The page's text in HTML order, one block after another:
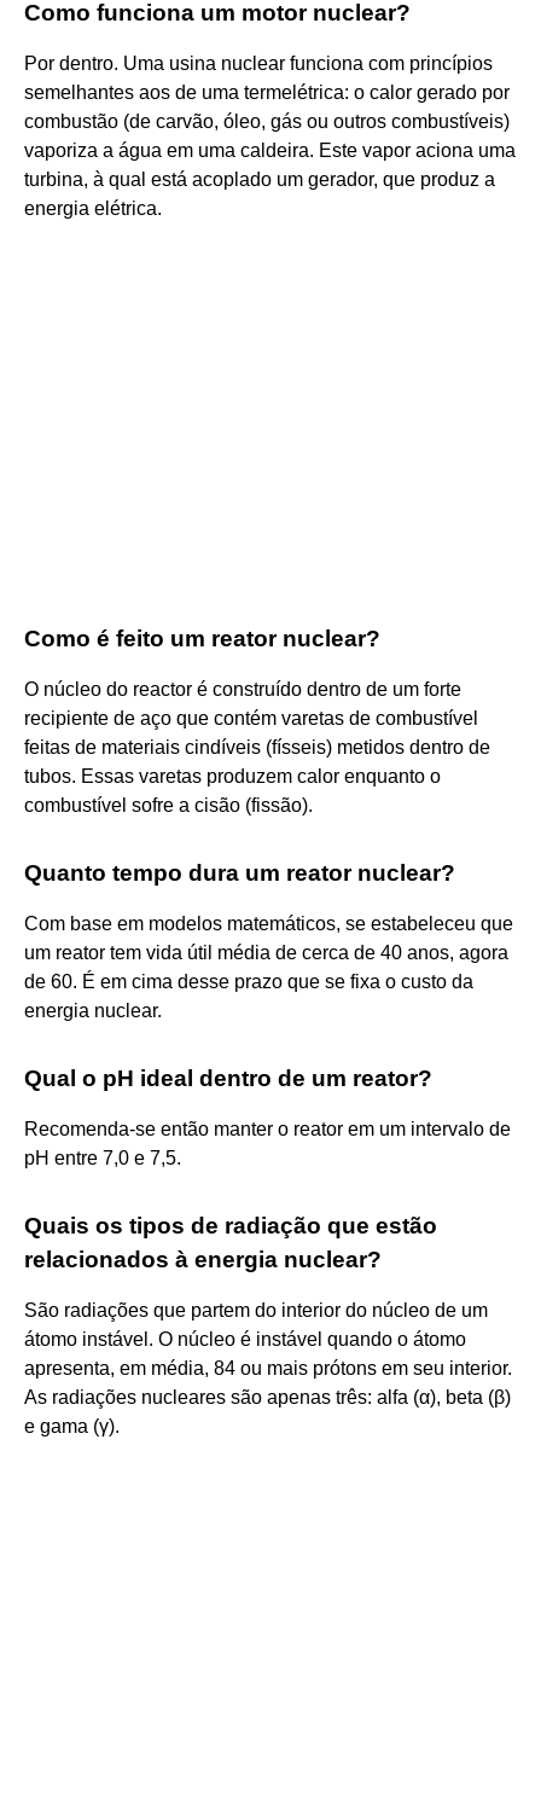
Como funciona um motor nuclear?
Por dentro. Uma usina nuclear funciona com princípios
semelhantes aos de uma termelétrica: o calor gerado por
combustão (de carvão, óleo, gás ou outros combustíveis)
vaporiza a água em uma caldeira. Este vapor aciona uma
turbina, à qual está acoplado um gerador, que produz a
energia elétrica.
Como é feito um reator nuclear?
O núcleo do reactor é construído dentro de um forte
recipiente de aço que contém varetas de combustível
feitas de materiais cindíveis (físseis) metidos dentro de
tubos. Essas varetas produzem calor enquanto o
combustível sofre a cisão (fissão).
Quanto tempo dura um reator nuclear?
Com base em modelos matemáticos, se estabeleceu que
um reator tem vida útil média de cerca de 40 anos, agora
de 60. É em cima desse prazo que se fixa o custo da
energia nuclear.
Qual o pH ideal dentro de um reator?
Recomenda-se então manter o reator em um intervalo de
pH entre 7,0 e 7,5.
Quais os tipos de radiação que estão
relacionados à energia nuclear?
São radiações que partem do interior do núcleo de um
átomo instável. O núcleo é instável quando o átomo
apresenta, em média, 84 ou mais prótons em seu interior.
As radiações nucleares são apenas três: alfa (α), beta (β)
e gama (γ).